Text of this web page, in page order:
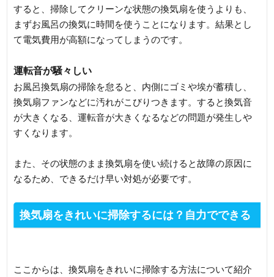
すると、掃除してクリーンな状態の換気扇を使うよりも、
まずお風呂の換気に時間を使うことになります。結果とし
て電気費用が高額になってしまうのです。
運転音が騒々しい
お風呂換気扇の掃除を怠ると、内側にゴミや埃が蓄積し、
換気扇ファンなどに汚れがこびりつきます。すると換気音
が大きくなる、運転音が大きくなるなどの問題が発生しや
すくなります。
また、その状態のまま換気扇を使い続けると故障の原因に
なるため、できるだけ早い対処が必要です。
換気扇をきれいに掃除するには？自力でできる
ここからは、換気扇をきれいに掃除する方法について紹介